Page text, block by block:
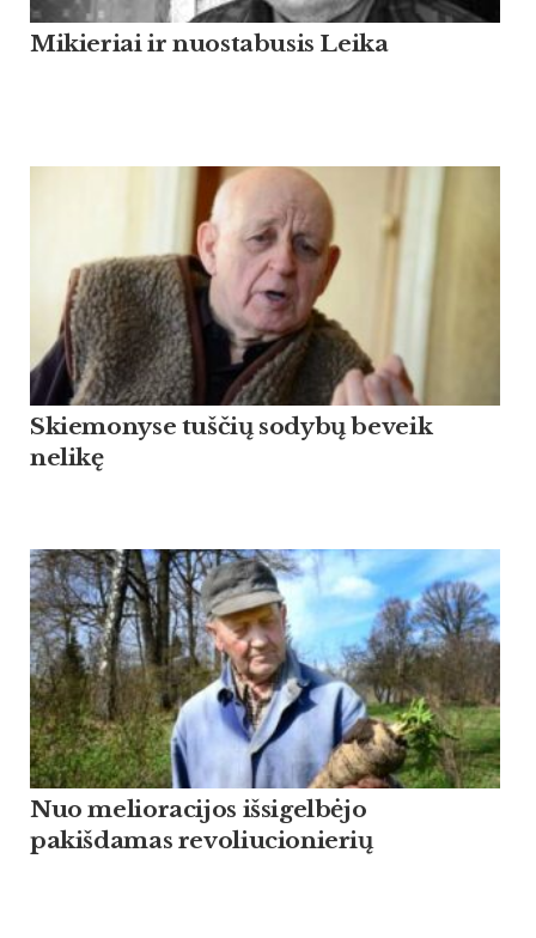
Mikieriai ir nuostabusis Leika
Skiemonyse tuščių sodybų beveik
nelikę
Nuo melioracijos išsigelbėjo
pakišdamas revoliucionierių